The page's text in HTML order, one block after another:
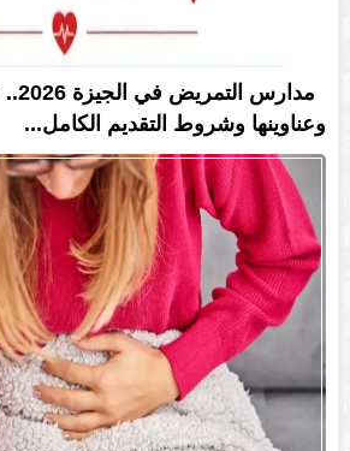
وعناوينها وشروط التقديم الكامل...